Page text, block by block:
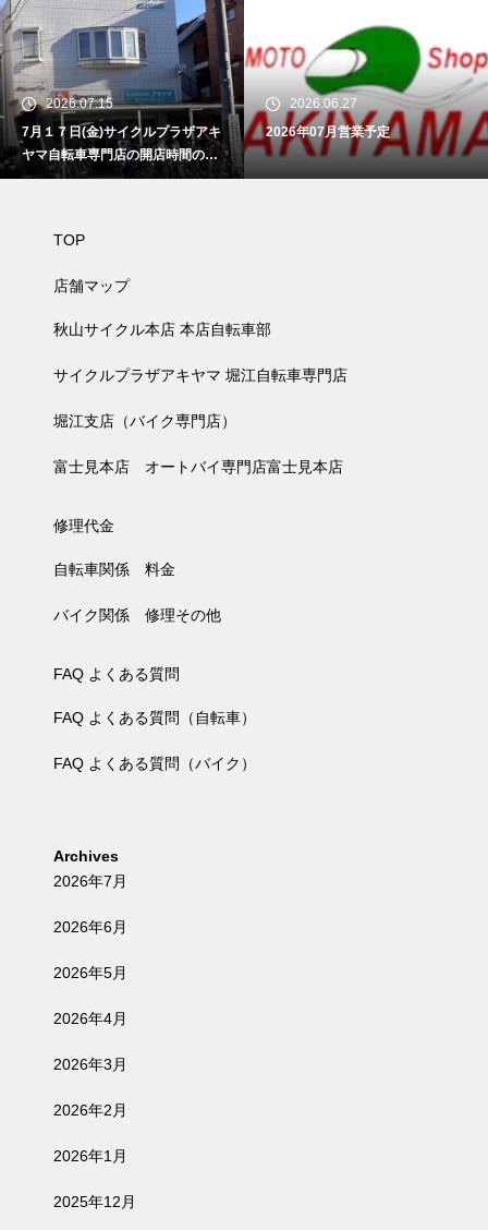
2026.07.15
7月１７日(金)サイクルプラザアキ
ヤマ自転車専門店の開店時間のお
知らせ
2026.06.27
2026年07月営業予定
TOP
店舗マップ
秋山サイクル本店 本店自転車部
サイクルプラザアキヤマ 堀江自転車専門店
堀江支店（バイク専門店）
富士見本店 オートバイ専門店富士見本店
修理代金
自転車関係 料金
バイク関係 修理その他
FAQ よくある質問
FAQ よくある質問（自転車）
FAQ よくある質問（バイク）
Archives
2026年7月
2026年6月
2026年5月
2026年4月
2026年3月
2026年2月
2026年1月
2025年12月